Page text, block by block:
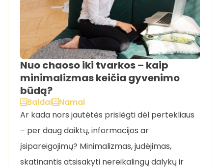
Nuo chaoso iki tvarkos – kaip
minimalizmas keičia gyvenimo
būdą?
Baldai
Namai
Ar kada nors jautėtės prislėgti dėl pertekliaus
– per daug daiktų, informacijos ar
įsipareigojimų? Minimalizmas, judėjimas,
skatinantis atsisakyti nereikalingų dalykų ir